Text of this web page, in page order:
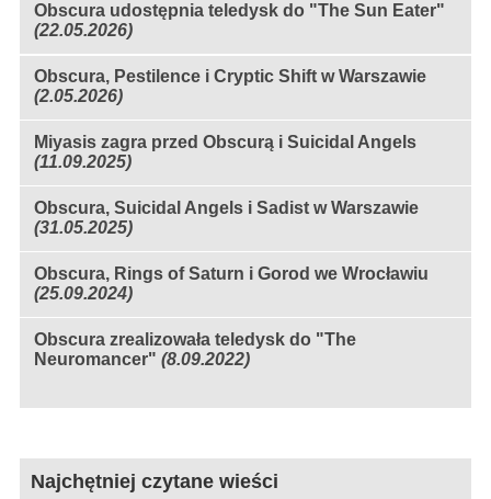
Obscura udostępnia teledysk do "The Sun Eater"
(22.05.2026)
Obscura, Pestilence i Cryptic Shift w Warszawie
(2.05.2026)
Miyasis zagra przed Obscurą i Suicidal Angels
(11.09.2025)
Obscura, Suicidal Angels i Sadist w Warszawie
(31.05.2025)
Obscura, Rings of Saturn i Gorod we Wrocławiu
(25.09.2024)
Obscura zrealizowała teledysk do "The
Neuromancer" (8.09.2022)
Najchętniej czytane wieści